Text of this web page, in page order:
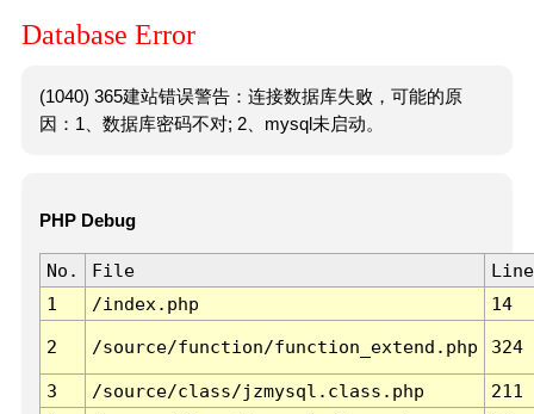
Database Error
(1040) 365建站错误警告：连接数据库失败，可能的原
因：1、数据库密码不对; 2、mysql未启动。
PHP Debug
No. File
Line
1
/index.php 14
2 /source/function/function_extend.php 324
3 /source/class/jzmysql.class.php
211